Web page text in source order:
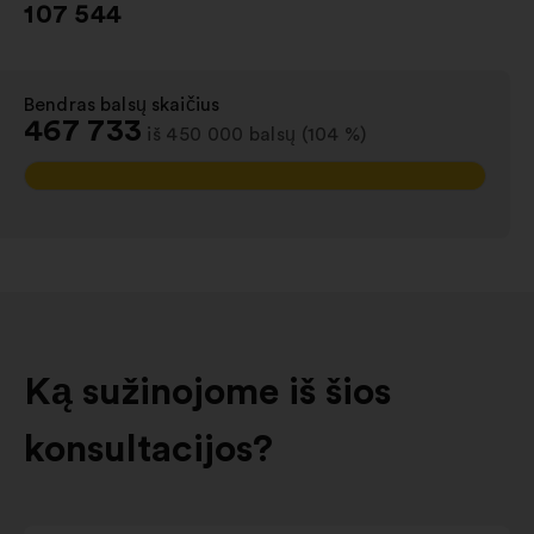
107 544
Bendras balsų skaičius
:
467 733 iš 450 000 balsų (104 %)
Ką sužinojome iš šios
konsultacijos?